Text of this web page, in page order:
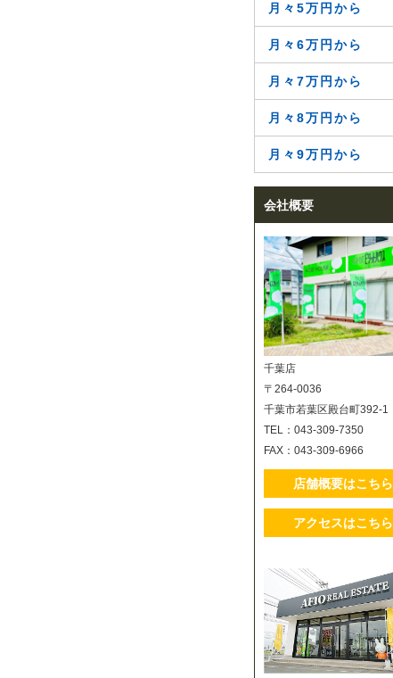
月々5万円から
月々6万円から
月々7万円から
月々8万円から
月々9万円から
会社概要
千葉店
〒264-0036
千葉市若葉区殿台町392-1
TEL：043-309-7350
FAX：043-309-6966
店舗概要はこちら
アクセスはこちら